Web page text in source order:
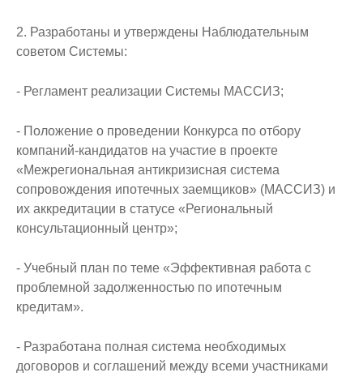
2. Разработаны и утверждены Наблюдательным
советом Системы:
- Регламент реализации Системы МАССИЗ;
- Положение о проведении Конкурса по отбору
компаний-кандидатов на участие в проекте
«Межрегиональная антикризисная система
сопровождения ипотечных заемщиков» (МАССИЗ) и
их аккредитации в статусе «Региональный
консультационный центр»;
- Учебный план по теме «Эффективная работа с
проблемной задолженностью по ипотечным
кредитам».
- Разработана полная система необходимых
договоров и соглашений между всеми участниками